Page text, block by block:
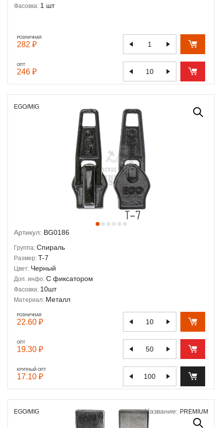
Фасовка: 1 шт
РОЗНИЧНАЯ
282 ₽
ОПТ
246 ₽
EGO/MIG
Артикул: BG0186
Группа: Спираль
Размер: T-7
Цвет: Черный
Доп. инфо: С фиксатором
Фасовка: 10шт
Материал: Металл
РОЗНИЧНАЯ
22.60 ₽
ОПТ
19.30 ₽
КРУПНЫЙ ОПТ
17.10 ₽
EGO/MIG Название: PREMIUM